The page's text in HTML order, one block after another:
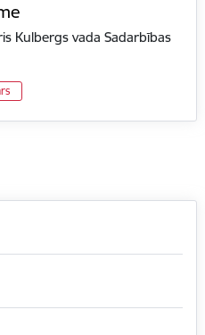
Kulbergs vada Sadarbības